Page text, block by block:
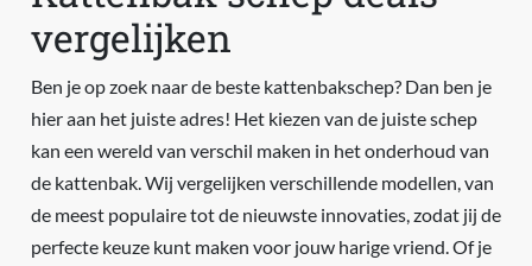
vergelijken
Ben je op zoek naar de beste kattenbakschep? Dan ben je
hier aan het juiste adres! Het kiezen van de juiste schep
kan een wereld van verschil maken in het onderhoud van
de kattenbak. Wij vergelijken verschillende modellen, van
de meest populaire tot de nieuwste innovaties, zodat jij de
perfecte keuze kunt maken voor jouw harige vriend. Of je